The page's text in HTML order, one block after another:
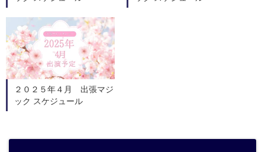
２０２５年４月 出張マジ
ック スケジュール